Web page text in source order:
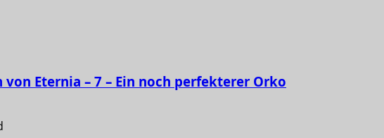
Eternia – 7 – Ein noch perfekterer Orko